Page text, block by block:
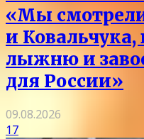
«Мы
и
лыжню и
для России»
09.08.2026
17